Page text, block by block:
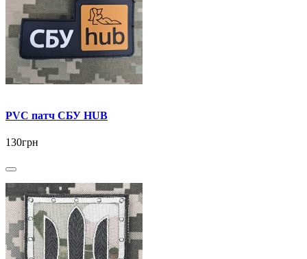
PVC патч СБУ HUB
130грн